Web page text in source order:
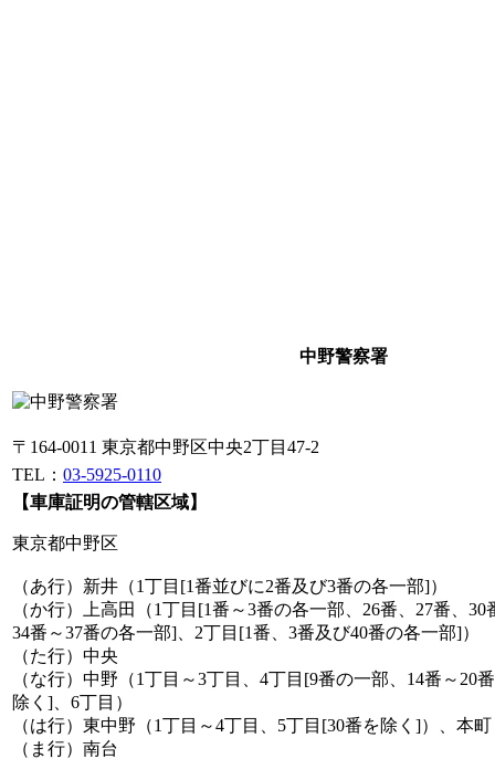
中野警察署
〒164-0011 東京都中野区中央2丁目47-2
TEL： 03-5925-0110
【車庫証明の管轄区域】
東京都中野区
（あ行）新井（1丁目[1番並びに2番及び3番の各一部]）
（か行）上高田（1丁目[1番～3番の各一部、26番、27番、
34番～37番の各一部]、2丁目[1番、3番及び40番の各一部]）
（た行）中央
（な行）中野（1丁目～3丁目、4丁目[9番の一部、14番～20
除く]、6丁目）
（は行）東中野（1丁目～4丁目、5丁目[30番を除く]）、本町
（ま行）南台